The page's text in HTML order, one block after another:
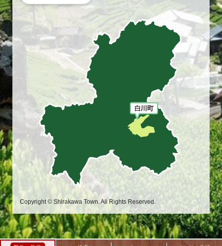
Copyright © Shirakawa Town. All Rights Reserved.